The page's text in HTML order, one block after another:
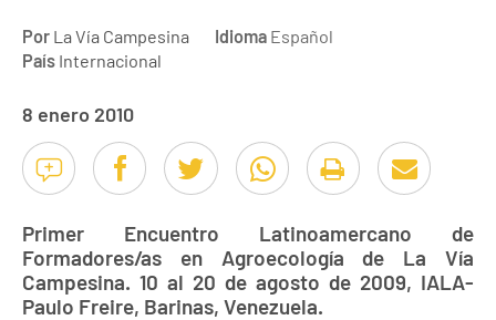
Por La Vía Campesina Idioma Español
País Internacional
8 enero 2010
Primer Encuentro Latinoamercano de
Formadores/as en Agroecología de La Vía
Campesina. 10 al 20 de agosto de 2009, IALA-
Paulo Freire, Barinas, Venezuela.